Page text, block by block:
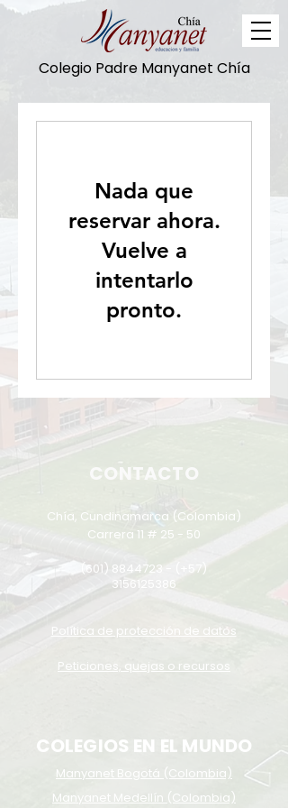
Colegio Padre Manyanet Chía
Nada que
reservar ahora.
Vuelve a
intentarlo
pronto.
CONTACTO
Chía, Cundinamarca (Colombia)
Carrera 11 # 25 - 50
(601) 8844723 - (+57)
3156125386
Política de protección de datos
Peticiones, quejas o recursos
COLEGIOS EN EL MUNDO
Manyanet Bogotá (Colombia)
Manyanet Medellín (Colombia)